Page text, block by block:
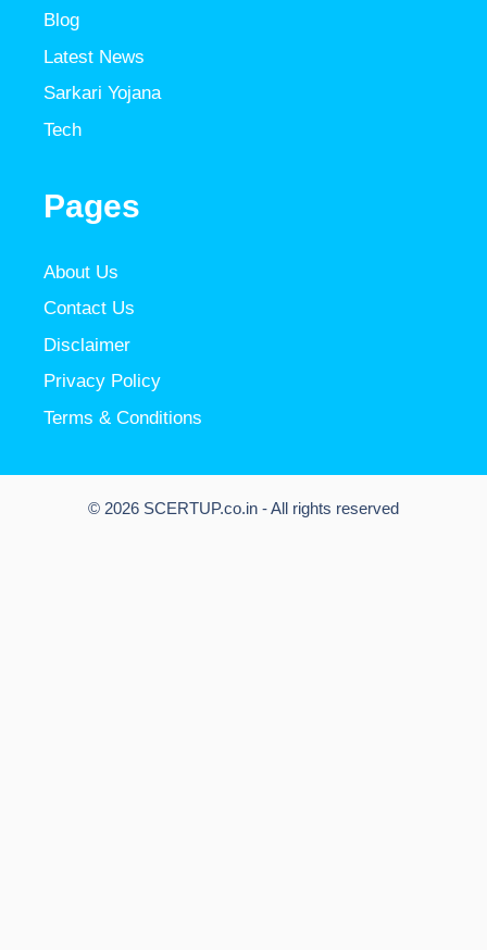
Blog
Latest News
Sarkari Yojana
Tech
Pages
About Us
Contact Us
Disclaimer
Privacy Policy
Terms & Conditions
© 2026 SCERTUP.co.in - All rights reserved